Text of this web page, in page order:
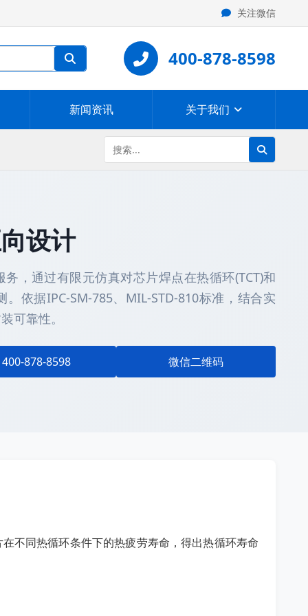
关注微信
400-878-8598
新闻资讯 关于我们
设计
，通过有限元仿真对芯片焊点在热循环(TCT)和
依据IPC-SM-785、MIL-STD-810标准，结合实
可靠性。
400-878-8598 微信二维码
不同热循环条件下的热疲劳寿命，得出热循环寿命